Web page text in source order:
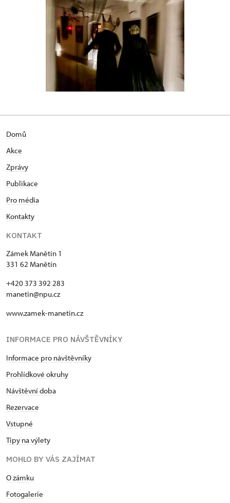
Domů
Akce
Zprávy
Publikace
Pro média
Kontakty
KONTAKT
Zámek Manětín 1
331 62 Manětín
+420 373 392 283
manetin@npu.cz
www.zamek-manetin.cz
INFORMACE PRO NÁVŠTĚVNÍKY
Informace pro návštěvníky
Prohlídkové okruhy
Návštěvní doba
Rezervace
Vstupné
Tipy na výlety
MOHLO BY VÁS ZAJÍMAT
O zámku
Fotogalerie